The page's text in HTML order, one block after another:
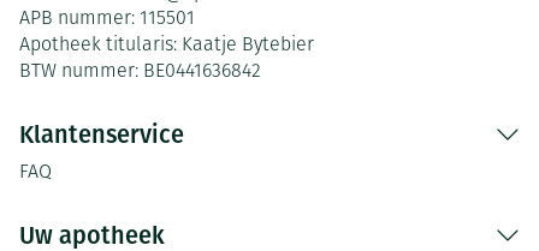
APB nummer: 115501
Apotheek titularis: Kaatje Bytebier
BTW nummer: BE0441636842
Klantenservice
FAQ
Uw apotheek